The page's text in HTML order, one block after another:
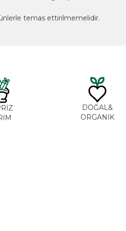
temas ettirilmemelidir.
DOĞAL&
ORGANİK